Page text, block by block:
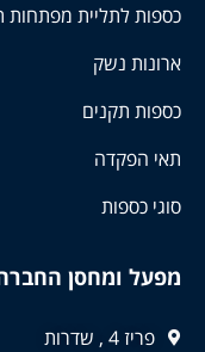
כספות לתליית מפתחות
ארונות נשק
כספות תקנים
תאי הפקדה
סוגי כספות
מפעל ומחסן
פריז 4 , שדרות